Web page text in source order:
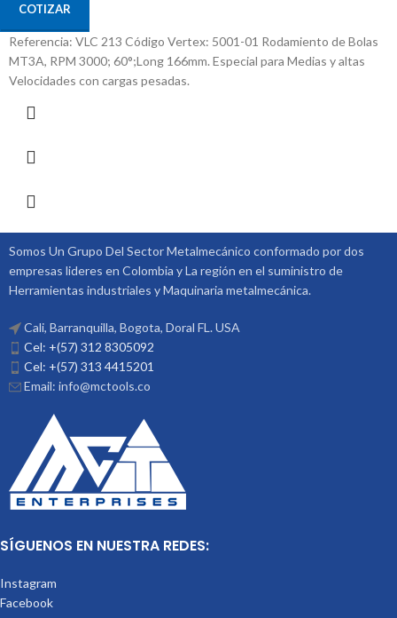
COTIZAR
Referencia: VLC 213 Código Vertex: 5001-01 Rodamiento de Bolas
MT3A, RPM 3000; 60°;Long 166mm. Especial para Medias y altas
Velocidades con cargas pesadas.
Somos Un Grupo Del Sector Metalmecánico conformado por dos
empresas lideres en Colombia y La región en el suministro de
Herramientas industriales y Maquinaria metalmecánica.
Cali, Barranquilla, Bogota, Doral FL. USA
Cel: +(57) 312 8305092
Cel: +(57) 313 4415201
Email: info@mctools.co
SÍGUENOS EN NUESTRA REDES:
Instagram
Facebook